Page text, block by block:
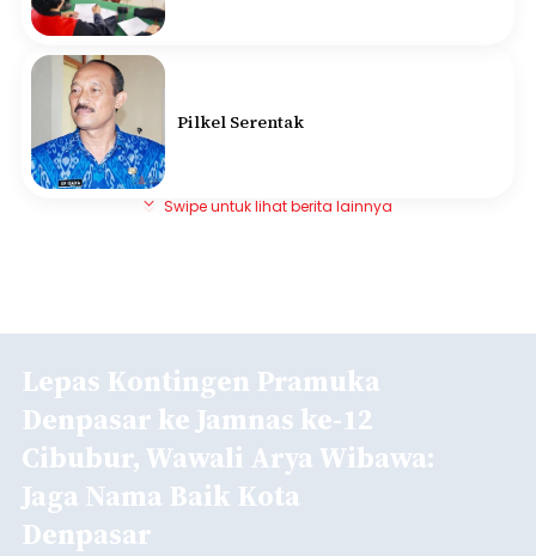
Pilkel Serentak
Swipe untuk lihat berita lainnya
Lepas Kontingen Pramuka
Denpasar ke Jamnas ke-12
Cibubur, Wawali Arya Wibawa:
Jaga Nama Baik Kota
Denpasar